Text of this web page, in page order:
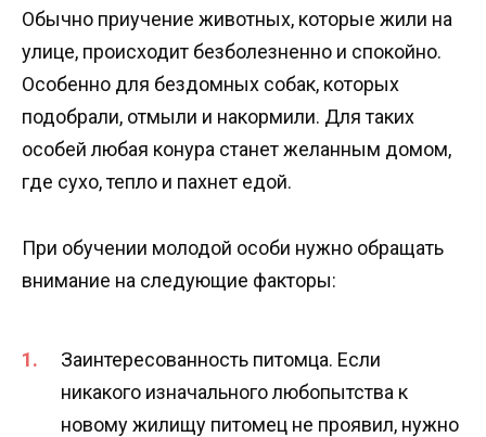
Обычно приучение животных, которые жили на
улице, происходит безболезненно и спокойно.
Особенно для бездомных собак, которых
подобрали, отмыли и накормили. Для таких
особей любая конура станет желанным домом,
где сухо, тепло и пахнет едой.
При обучении молодой особи нужно обращать
внимание на следующие факторы:
Заинтересованность питомца. Если
никакого изначального любопытства к
новому жилищу питомец не проявил, нужно